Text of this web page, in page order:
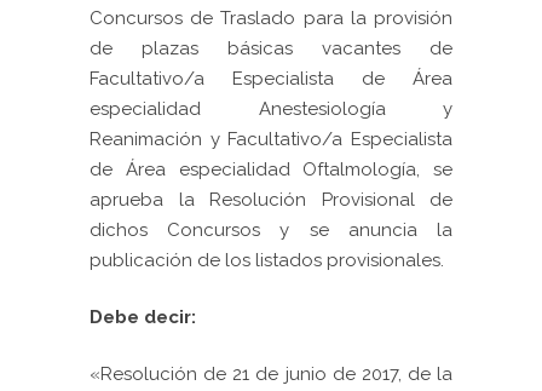
Concursos de Traslado para la provisión
de plazas básicas vacantes de
Facultativo/a Especialista de Área
especialidad Anestesiología y
Reanimación y Facultativo/a Especialista
de Área especialidad Oftalmología, se
aprueba la Resolución Provisional de
dichos Concursos y se anuncia la
publicación de los listados provisionales.
Debe decir:
«Resolución de 21 de junio de 2017, de la